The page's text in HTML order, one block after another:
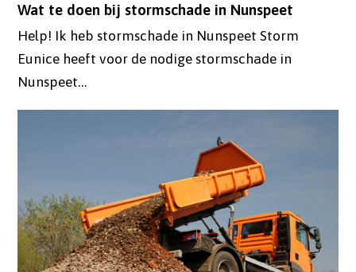
Wat te doen bij stormschade in Nunspeet
Help! Ik heb stormschade in Nunspeet Storm
Eunice heeft voor de nodige stormschade in
Nunspeet…